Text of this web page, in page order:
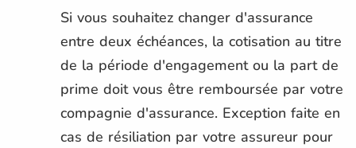
Si vous souhaitez changer d'assurance
entre deux échéances, la cotisation au titre
de la période d'engagement ou la part de
prime doit vous être remboursée par votre
compagnie d'assurance. Exception faite en
cas de résiliation par votre assureur pour